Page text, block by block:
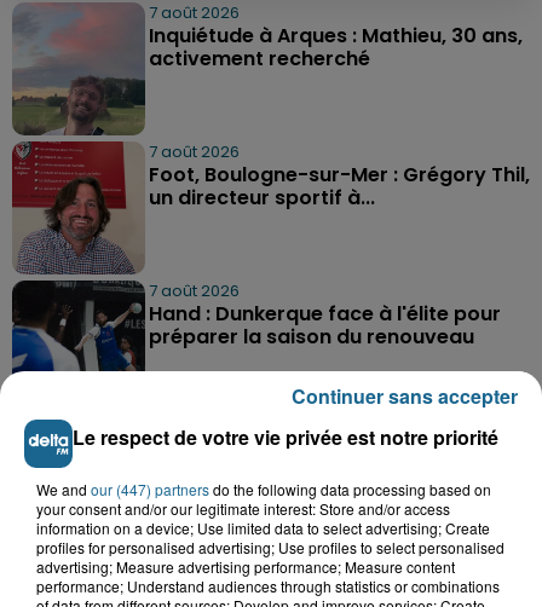
7 août 2026
Inquiétude à Arques : Mathieu, 30 ans,
activement recherché
7 août 2026
Foot, Boulogne-sur-Mer : Grégory Thil,
un directeur sportif à...
7 août 2026
Hand : Dunkerque face à l'élite pour
préparer la saison du renouveau
A GAGNER
Le respect de votre vie privée est notre priorité
We and our (447) partnersdo the following data processing based on
your consent and/or our legitimate interest: Store and/or access
information on a device; Use limited data to select advertising; Create
profiles for personalised advertising; Use profiles to select personalised
advertising; Measure advertising performance; Measure content
performance; Understand audiences through statistics or combinations
Continuer sans accepter